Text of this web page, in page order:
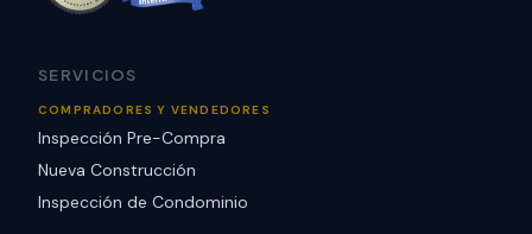
SERVICIOS
COMPRADORES Y VENDEDORES
Inspección Pre-Compra
Nueva Construcción
Inspección de Condominio